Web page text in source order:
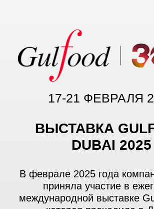
лучших экспортеров
России.
В номинации Экспортер года
Московской области компания
"Фуд Тим" заняла первое место!